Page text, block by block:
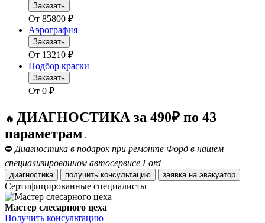
Заказать
От 85800 ₽
Аэрография
Заказать
От 13210 ₽
Подбор краски
Заказать
От 0 ₽
🔥 ДИАГНОСТИКА за 490₽ по 43
параметрам .
⛔ Диагностика в подарок при ремонте Форд в нашем
специализированном автосервисе Ford
диагностика получить консультацию заявка на эвакуатор
Сертифицированные специалисты
Мастер слесарного цеха
Получить консультацию